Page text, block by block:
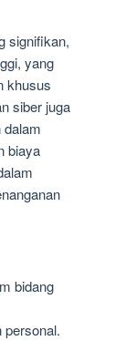
signifikan,
yang
khusus
siber juga
dalam
biaya
bidang
personal.